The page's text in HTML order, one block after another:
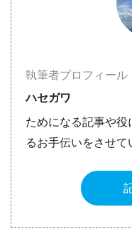
執筆者プロフィール
ハセガワ
ためになる記事や
るお手伝いをさせて